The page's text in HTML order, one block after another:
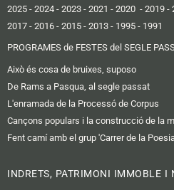
2025 - 2024 - 2023 - 2021 - 2020 - 2019 -
2017 - 2016 - 2015 - 2013 - 1995 - 1991
PROGRAMES de FESTES del SEGLE
Això és cosa de bruixes, suposo
De Rams a Pasqua, al segle passat
L'enramada de la Processó de Corpus
Cançons populars i la construcció de la
Fent camí amb el grup 'Carrer de la
INDRETS, PATRIMONI IMMOBLE I